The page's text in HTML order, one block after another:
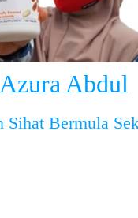
Azura Abdul
Sihat Bermula